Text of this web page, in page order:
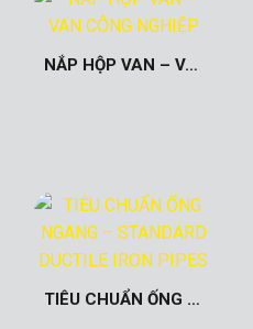
NẮP HỘP VAN – VAN CÔNG NGHIỆP
TIÊU CHUẨN ỐNG NGANG – STANDARD DUCTILE IRON PIPES